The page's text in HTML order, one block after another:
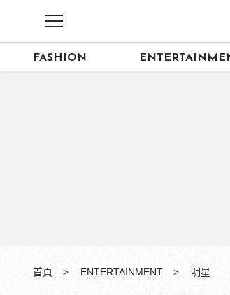
FASHION
首頁 ENTERTAINMENT 明星